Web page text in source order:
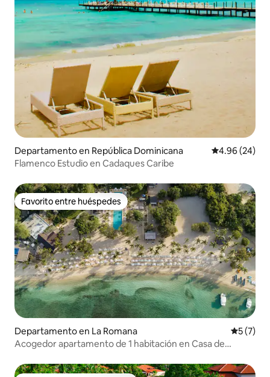
Departamento en República Dominicana Calificación
4.96 (24)
Flamenco Estudio en Cadaques Caribe
Favorito entre huéspedes
Favorito entre huéspedes
Departamento en La Romana
5 (7)
Acogedor apartamento de 1 habitación en Casa de